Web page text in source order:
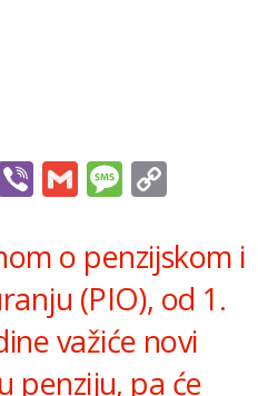
WhatsApp
ViberGmail
o penzijskom i
(PIO), od 1.
važiće novi
penziju, pa će